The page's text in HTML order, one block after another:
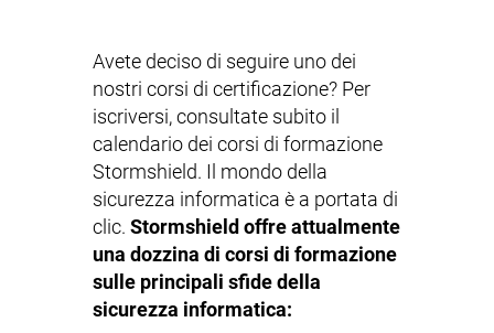
Avete deciso di seguire uno dei
nostri corsi di certificazione? Per
iscriversi, consultate subito il
calendario dei corsi di formazione
Stormshield. Il mondo della
sicurezza informatica è a portata di
clic. Stormshield offre attualmente
una dozzina di corsi di formazione
sulle principali sfide della
sicurezza informatica: